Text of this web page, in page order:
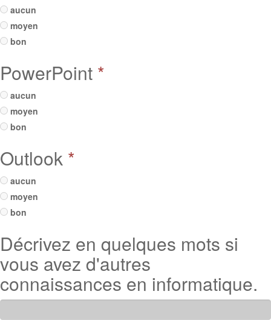
aucun
moyen
bon
PowerPoint *
aucun
moyen
bon
Outlook *
aucun
moyen
bon
Décrivez en quelques mots si
vous avez d'autres
connaissances en informatique.